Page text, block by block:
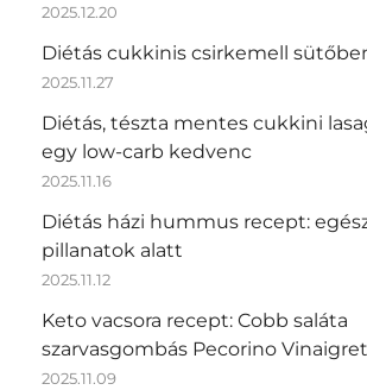
2025.12.20
Diétás cukkinis csirkemell
2025.11.27
Diétás, tészta mentes cukkini
egy low-carb kedvenc
2025.11.16
Diétás házi hummus recept:
pillanatok alatt
2025.11.12
Keto vacsora recept: Cobb saláta
szarvasgombás Pecorino
2025.11.09